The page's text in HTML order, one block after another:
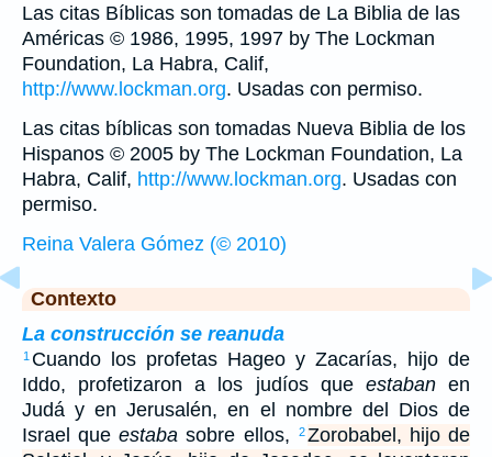
Las citas Bíblicas son tomadas de La Biblia de las
Américas © 1986, 1995, 1997 by The Lockman
Foundation, La Habra, Calif,
http://www.lockman.org. Usadas con permiso.
Las citas bíblicas son tomadas Nueva Biblia de los
Hispanos © 2005 by The Lockman Foundation, La
Habra, Calif, http://www.lockman.org. Usadas con
permiso.
Reina Valera Gómez (© 2010)
Contexto
La construcción se reanuda
1 Cuando los profetas Hageo y Zacarías, hijo de
Iddo, profetizaron a los judíos que estabanen
Judá y en Jerusalén, en el nombre del Dios de
Israel queestaba sobre ellos, 2Zorobabel, hijo de